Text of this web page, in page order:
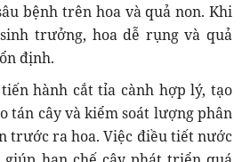
bệnh trên hoa và quả non. Khi
trưởng, hoa dễ rụng và quả
định.
hành cắt tỉa cành hợp lý, tạo
tán cây và kiểm soát lượng phân
trước ra hoa. Việc điều tiết nước